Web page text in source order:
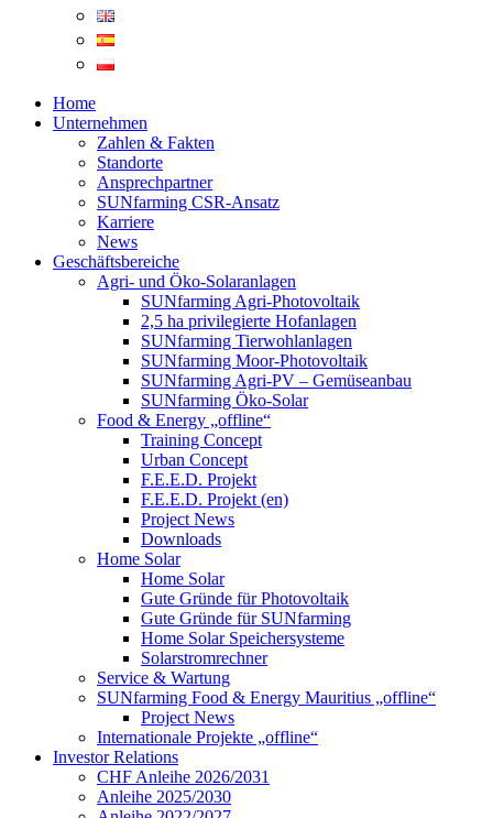
Home
Unternehmen
Zahlen & Fakten
Standorte
Ansprechpartner
SUNfarming CSR-Ansatz
Karriere
News
Geschäftsbereiche
Agri- und Öko-Solaranlagen
SUNfarming Agri-Photovoltaik
2,5 ha privilegierte Hofanlagen
SUNfarming Tierwohlanlagen
SUNfarming Moor-Photovoltaik
SUNfarming Agri-PV – Gemüseanbau
SUNfarming Öko-Solar
Food & Energy „offline“
Training Concept
Urban Concept
F.E.E.D. Projekt
F.E.E.D. Projekt (en)
Project News
Downloads
Home Solar
Home Solar
Gute Gründe für Photovoltaik
Gute Gründe für SUNfarming
Home Solar Speichersysteme
Solarstromrechner
Service & Wartung
SUNfarming Food & Energy Mauritius „offline“
Project News
Internationale Projekte „offline“
Investor Relations
CHF Anleihe 2026/2031
Anleihe 2025/2030